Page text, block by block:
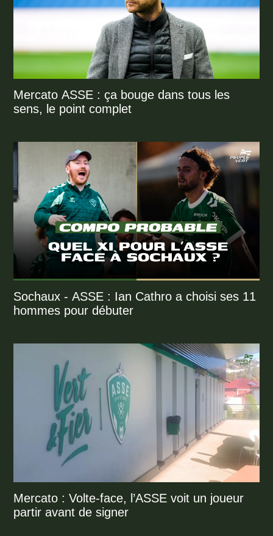
Mercato ASSE : ça bouge dans tous les
sens, le point complet
Sochaux - ASSE : Ian Cathro a choisi ses 11
hommes pour débuter
Mercato : Volte-face, l’ASSE voit un joueur
partir avant de signer